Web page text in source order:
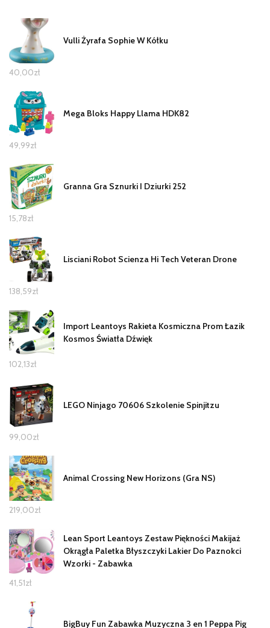
Vulli Żyrafa Sophie W Kółku
40,00zł
Mega Bloks Happy Llama HDK82
49,99zł
Granna Gra Sznurki I Dziurki 252
15,78zł
Lisciani Robot Scienza Hi Tech Veteran Drone
138,59zł
Import Leantoys Rakieta Kosmiczna Prom Łazik
Kosmos Światła Dźwięk
102,13zł
LEGO Ninjago 70606 Szkolenie Spinjitzu
99,00zł
Animal Crossing New Horizons (Gra NS)
219,00zł
Lean Sport Leantoys Zestaw Piękności Makijaż
Okrągła Paletka Błyszczyki Lakier Do Paznokci
Wzorki - Zabawka
41,51zł
BigBuy Fun Zabawka Muzyczna 3 en 1 Peppa Pig